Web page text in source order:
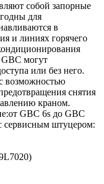
собой запорные
для
в
и линиях горячего
могут
или без него.
возможностью
снятия
краном.
GBC 6s до GBC
сервисным штуцером: